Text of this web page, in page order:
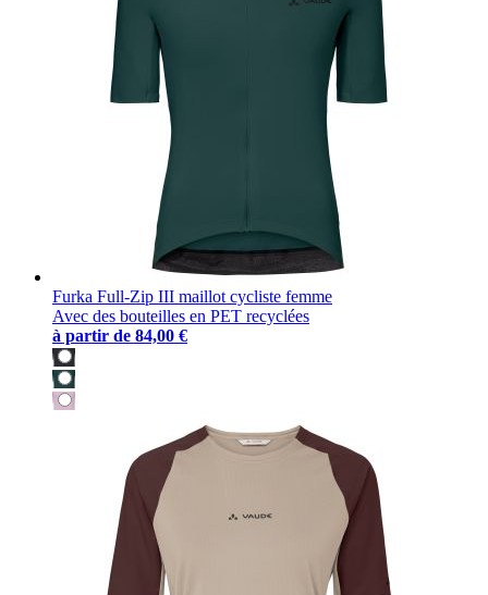
Furka Full-Zip III maillot cycliste femme
Avec des bouteilles en PET recyclées
à partir de 84,00 €